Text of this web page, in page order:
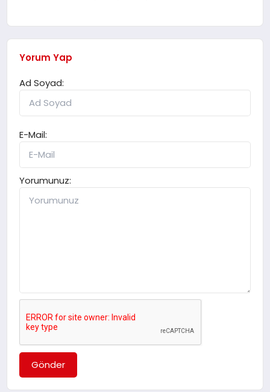
Yorum Yap
Ad Soyad:
E-Mail:
Yorumunuz:
Gönder